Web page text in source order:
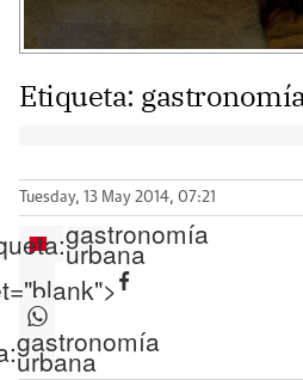
Etiqueta:
Tuesday, 13 May 2014, 07:21
gastronomía
urbana
gastronomía
urbana